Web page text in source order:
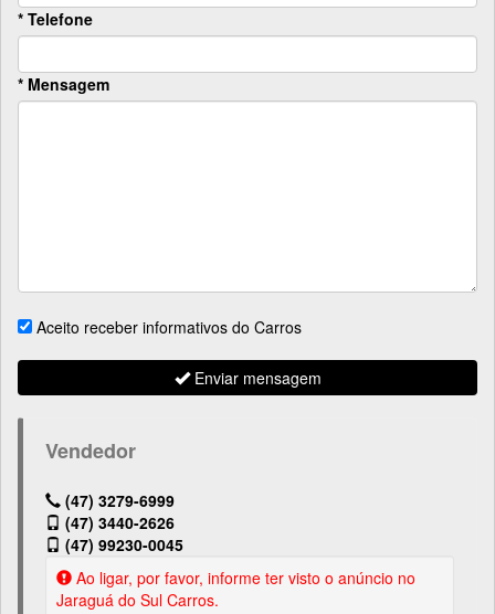
* Telefone
* Mensagem
Aceito receber informativos do Carros
Enviar mensagem
Vendedor
(47) 3279-6999
(47) 3440-2626
(47) 99230-0045
Ao ligar, por favor, informe ter visto o anúncio no
Jaraguá do Sul Carros.